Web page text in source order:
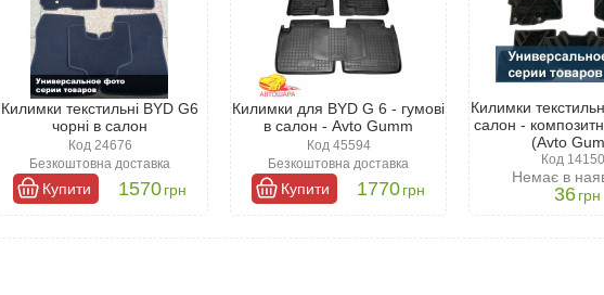
Килимки текстильні BYD G6
чорні в салон
Код 24676
Безкоштовна доставка
Купити 1570грн
Килимки для BYD G 6 - гумові
в салон - Avto Gumm
Код 45594
Безкоштовна доставка
Купити 1770грн
Килимки
салон -
(Avto
Код
Немає в
36 грн